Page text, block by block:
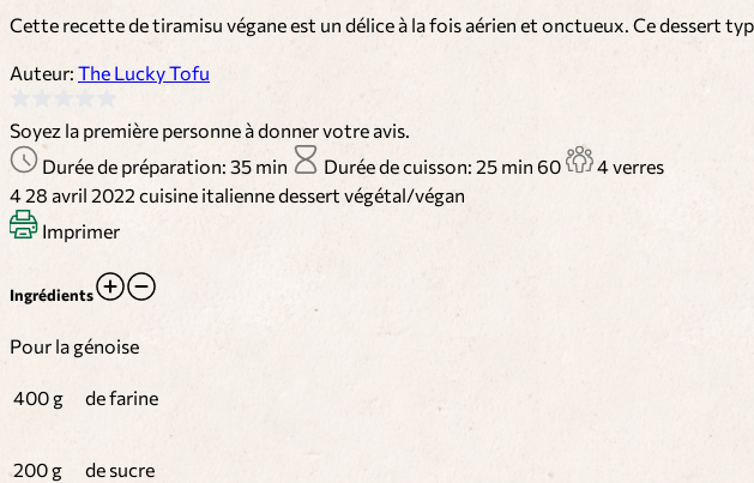
Cette recette de tiramisu végane est un délice à la fois aérien et onctueux. Ce dessert
Auteur: The Lucky Tofu
Soyez la première personne à donner votre avis.
Durée de préparation: 35 min
Durée de cuisson: 25 min 60
4 verres
428 avril 2022 cuisine italiennedessert végétal/végan
Imprimer
Ingrédients
Pour la génoise
400 g de farine
200 g de sucre